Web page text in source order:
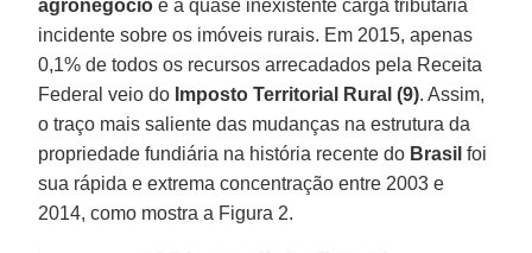
agronegócio e a quase inexistente carga tributária
incidente sobre os imóveis rurais. Em 2015, apenas
0,1% de todos os recursos arrecadados pela Receita
Federal veio do Imposto Territorial Rural (9). Assim,
o traço mais saliente das mudanças na estrutura da
propriedade fundiária na história recente do Brasil foi
sua rápida e extrema concentração entre 2003 e
2014, como mostra a Figura 2.